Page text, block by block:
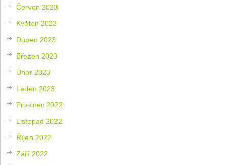
Červen 2023
Květen 2023
Duben 2023
Březen 2023
Únor 2023
Leden 2023
Prosinec 2022
Listopad 2022
Říjen 2022
Září 2022